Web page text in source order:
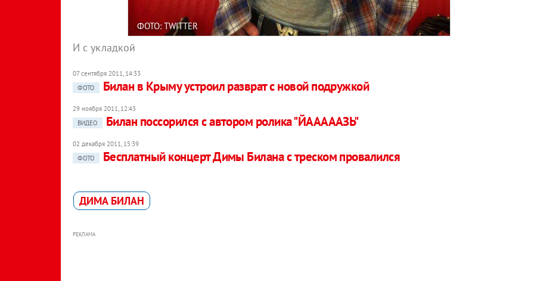
ФОТО: TWITTER
И с укладкой
07 сентября 2011, 14:33
ФОТО
Билан в Крыму устроил разврат с новой подружкой
29 ноября 2011, 12:43
ВИДЕО
Билан поссорился с автором ролика "ЙАААААЗЬ"
02 декабря 2011, 15:39
ФОТО
Бесплатный концерт Димы Билана с треском провалился
ДИМА БИЛАН
РЕКЛАМА